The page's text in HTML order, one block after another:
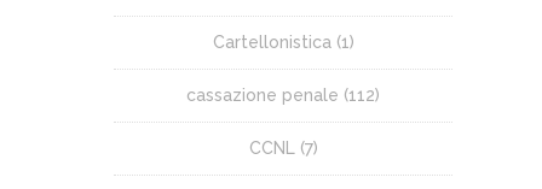
Cartellonistica (1)
cassazione penale (112)
CCNL (7)